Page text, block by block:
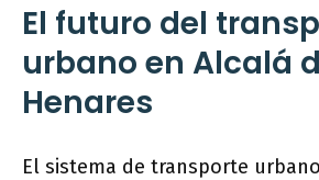
El futuro del
urbano en Alcalá
Henares
El sistema de transporte